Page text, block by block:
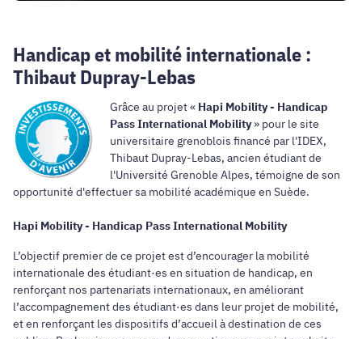
Handicap et mobilité internationale :
Thibaut Dupray-Lebas
Grâce au projet « Hapi Mobility - Handicap
Pass International Mobility» pour le site
universitaire grenoblois financé par l'IDEX,
Thibaut Dupray-Lebas, ancien étudiant de
l'Université Grenoble Alpes, témoigne de son
opportunité d'effectuer sa mobilité académique en Suède.
Hapi Mobility - Handicap Pass International Mobility
L’objectif premier de ce projet est d’encourager la mobilité
internationale des étudiant·es en situation de handicap, en
renforçant nos partenariats internationaux, en améliorant
l’accompagnement des étudiant·es dans leur projet de mobilité,
et en renforçant les dispositifs d’accueil à destination de ces